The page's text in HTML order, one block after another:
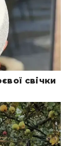
свічки